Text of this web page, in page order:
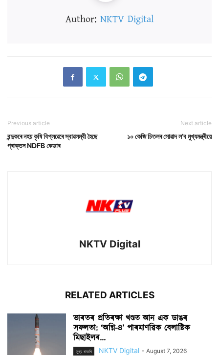
Author: NKTV Digital
Previous article
বন্দুকৰে নহয় কৃষি বিপ্লৱেৰে স্বাৱলম্বী হৈছে
প্ৰাক্তন NDFB কেডাৰ
Next article
১০ কেজি চিতলৰ সোৱাদ ল’ব মুখ্যমন্ত্ৰীয়ে
NKTV Digital
RELATED ARTICLES
ভাৰতৰ প্ৰতিৰক্ষা খণ্ডত আন এক ডাঙৰ
সফলতা: ‘অগ্নি-৪’ পাৰমাণৱিক বেলাষ্টিক
মিছাইলৰ...
মুখ্য বাতৰি NKTV Digital - August 7, 2026